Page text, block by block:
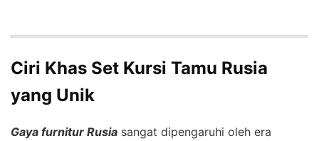
Ciri Khas Set Kursi Tamu Rusia
yang Unik
Gaya furnitur Rusia sangat dipengaruhi oleh era